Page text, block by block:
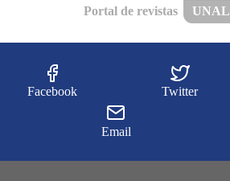
Portal de revistas UNAL
Facebook Twitter
Email